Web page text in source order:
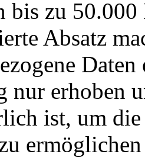
bis zu 50.000
Absatz
erhoben
ist, um